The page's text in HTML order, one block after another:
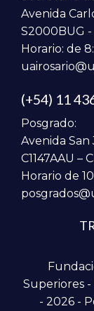
Avenida
S2000BUG -
Horario: de
(+54) 11
Posgrado:
Avenida San
C1147AAU –
Horario de
Superiores
- 2026 -